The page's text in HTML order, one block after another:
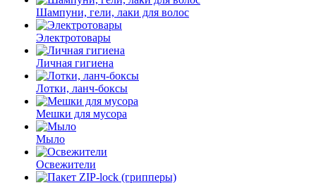
Шампуни, гели, лаки для волос
Электротовары
Личная гигиена
Лотки, ланч-боксы
Мешки для мусора
Мыло
Освежители